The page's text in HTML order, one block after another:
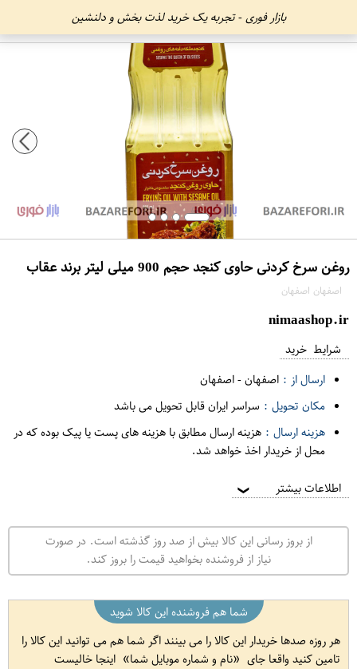
بازار فوری - تجربه یک خرید لذت بخش و دلنشین
روغن سرخ کردنی حاوی کنجد حجم 900 میلی لیتر برند عقاب
اصفهان اصفهان
nimaashop.ir
شرایط خرید
ارسال از : اصفهان-اصفهان
مکان تحویل : سراسر ایران قابل تحویل می باشد
هزینه ارسال : هزینه ارسال مطابق با هزینه های پست یا پیک بوده که در
محل از خریدار اخذ خواهد شد.
اطلاعات بیشتر ❯
از بروز رسانی این کالا بیش از صد روز گذشته است. در صورت
نیاز از فروشنده بخواهید قیمت را بروز کند.
شما هم فروشنده این کالا شوید
هر روزه صدها خریدار این کالا را می بینند اگر شما هم می توانید این کالا را
تامین کنید واقعا جای
نام و شماره موبایل شما اینجا خالیست